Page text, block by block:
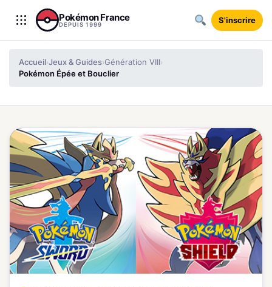
Aller au contenu
Pokémon France
DEPUIS 1999 S'inscrire
Accueil›Jeux & Guides›Génération VIII›
Pokémon Épée et Bouclier